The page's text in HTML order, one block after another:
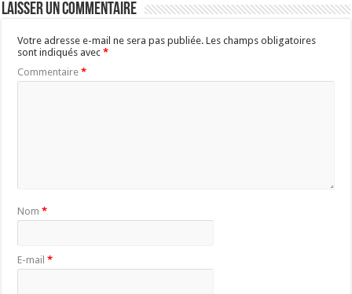
Laisser un commentaire
Votre adresse e-mail ne sera pas publiée. Les champs obligatoires
sont indiqués avec*
Commentaire*
Nom*
E-mail*